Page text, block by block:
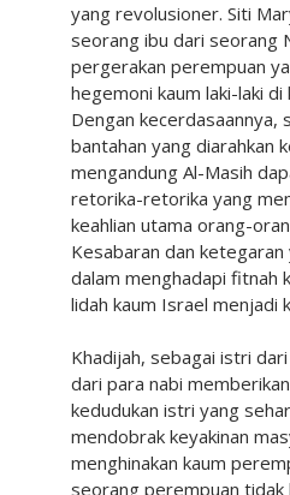
yang revolusioner. Siti
seorang ibu dari seorang
pergerakan perempuan
hegemoni kaum laki-laki di
Dengan kecerdasaannya,
bantahan yang diarahkan
mengandung Al-Masih
retorika-retorika yang
keahlian utama orang-
Kesabaran dan ketegaran
dalam menghadapi fitnah
lidah kaum Israel menjadi
Khadijah, sebagai istri
dari para nabi
kedudukan istri yang
mendobrak keyakinan
menghinakan kaum
seorang perempuan tidak